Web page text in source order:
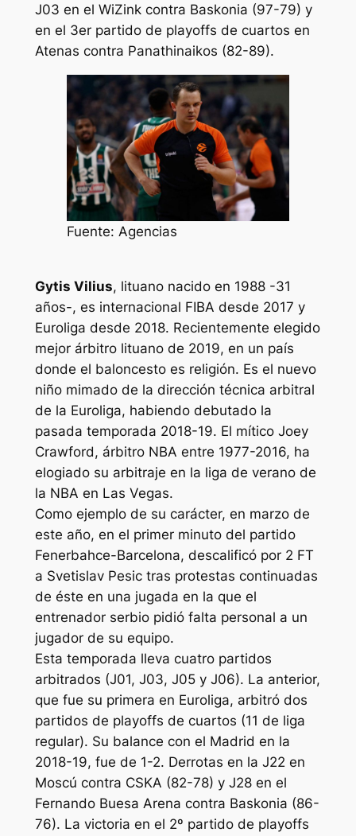
J03 en el WiZink contra Baskonia (97-79) y
en el 3er partido de playoffs de cuartos en
Atenas contra Panathinaikos (82-89).
Fuente: Agencias
Gytis Vilius, lituano nacido en 1988 -31
años-, es internacional FIBA desde 2017 y
Euroliga desde 2018. Recientemente elegido
mejor árbitro lituano de 2019, en un país
donde el baloncesto es religión. Es el nuevo
niño mimado de la dirección técnica arbitral
de la Euroliga, habiendo debutado la
pasada temporada 2018-19. El mítico Joey
Crawford, árbitro NBA entre 1977-2016, ha
elogiado su arbitraje en la liga de verano de
la NBA en Las Vegas.
Como ejemplo de su carácter, en marzo de
este año, en el primer minuto del partido
Fenerbahce-Barcelona, descalificó por 2 FT
a Svetislav Pesic tras protestas continuadas
de éste en una jugada en la que el
entrenador serbio pidió falta personal a un
jugador de su equipo.
Esta temporada lleva cuatro partidos
arbitrados (J01, J03, J05 y J06). La anterior,
que fue su primera en Euroliga, arbitró dos
partidos de playoffs de cuartos (11 de liga
regular). Su balance con el Madrid en la
2018-19, fue de 1-2. Derrotas en la J22 en
Moscú contra CSKA (82-78) y J28 en el
Fernando Buesa Arena contra Baskonia (86-
76). La victoria en el 2º partido de playoffs